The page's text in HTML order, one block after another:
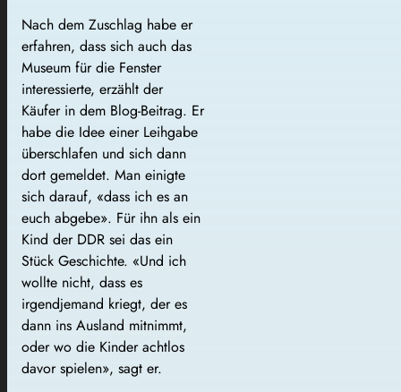
Nach dem Zuschlag habe er
erfahren, dass sich auch das
Museum für die Fenster
interessierte, erzählt der
Käufer in dem Blog-Beitrag. Er
habe die Idee einer Leihgabe
überschlafen und sich dann
dort gemeldet. Man einigte
sich darauf, «dass ich es an
euch abgebe». Für ihn als ein
Kind der DDR sei das ein
Stück Geschichte. «Und ich
wollte nicht, dass es
irgendjemand kriegt, der es
dann ins Ausland mitnimmt,
oder wo die Kinder achtlos
davor spielen», sagt er.